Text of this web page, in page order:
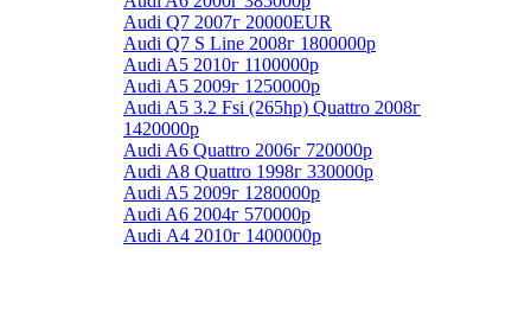
Audi Q7 2007г 20000EUR
Audi Q7 S Line 2008г 1800000р
Audi A5 2010г 1100000р
Audi A5 2009г 1250000р
Audi A5 3.2 Fsi (265hp) Quattro 2008г
1420000р
Audi A6 Quattro 2006г 720000р
Audi А8 Quattro 1998г 330000р
Audi A5 2009г 1280000р
Audi A6 2004г 570000р
Audi А4 2010г 1400000р